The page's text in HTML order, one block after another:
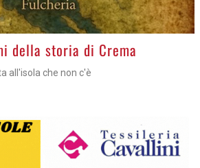
della storia di Crema
all'isola che non c'è